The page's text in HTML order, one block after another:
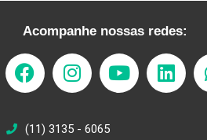
Acompanhe nossas redes:
(11) 3135 - 6065